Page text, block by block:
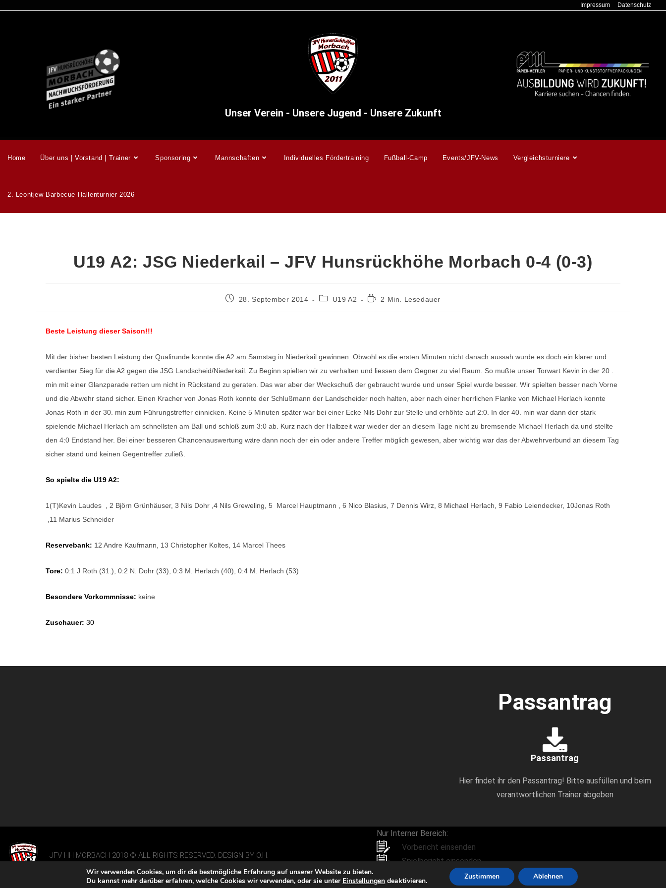
Impressum Datenschutz
Unser Verein - Unsere Jugend - Unsere Zukunft
Home Über uns | Vorstand | Trainer Sponsoring Mannschaften Individuelles Fördertraining Fußball-Camp Events/JFV-News Vergleichsturniere
2. Leontjew Barbecue Hallenturnier 2026
U19 A2: JSG Niederkail – JFV Hunsrückhöhe Morbach 0-4 (0-3)
28. September 2014 U19 A2 2 Min. Lesedauer
Beste Leistung dieser Saison!!!
Mit der bisher besten Leistung der Qualirunde konnte die A2 am Samstag in Niederkail gewinnen. Obwohl es die ersten Minuten nicht danach aussah wurde es doch ein klarer und
verdienter Sieg für die A2 gegen die JSG Landscheid/Niederkail. Zu Beginn spielten wir zu verhalten und liessen dem Gegner zu viel Raum. So mußte unser Torwart Kevin in der 20 .
min mit einer Glanzparade retten um nicht in Rückstand zu geraten. Das war aber der Weckschuß der gebraucht wurde und unser Spiel wurde besser. Wir spielten besser nach Vorne
und die Abwehr stand sicher. Einen Kracher von Jonas Roth konnte der Schlußmann der Landscheider noch halten, aber nach einer herrlichen Flanke von Michael Herlach konnte
Jonas Roth in der 30. min zum Führungstreffer einnicken. Keine 5 Minuten später war bei einer Ecke Nils Dohr zur Stelle und erhöhte auf 2:0. In der 40. min war dann der stark
spielende Michael Herlach am schnellsten am Ball und schloß zum 3:0 ab. Kurz nach der Halbzeit war wieder der an diesem Tage nicht zu bremsende Michael Herlach da und stellte
den 4:0 Endstand her. Bei einer besseren Chancenauswertung wäre dann noch der ein oder andere Treffer möglich gewesen, aber wichtig war das der Abwehrverbund an diesem Tag
sicher stand und keinen Gegentreffer zuließ.
So spielte die U19 A2:
1(T)Kevin Laudes , 2 Björn Grünhäuser, 3 Nils Dohr ,4 Nils Greweling, 5 Marcel Hauptmann , 6 Nico Blasius, 7 Dennis Wirz, 8 Michael Herlach, 9 Fabio Leiendecker, 10Jonas Roth
,11 Marius Schneider
Reservebank: 12 Andre Kaufmann, 13 Christopher Koltes, 14 Marcel Thees
Tore: 0:1 J Roth (31.), 0:2 N. Dohr (33), 0:3 M. Herlach (40), 0:4 M. Herlach (53)
Besondere Vorkommnisse: keine
Zuschauer: 30
Passantrag
Passantrag
Hier findet ihr den Passantrag! Bitte ausfüllen und beim
verantwortlichen Trainer abgeben
JFV HH MORBACH 2018 © ALL RIGHTS RESERVED. DESIGN BY O.H.
IMPRESSUM|DATENSCHUTZ|
Nur Interner Bereich:
Vorbericht einsenden
Spielbericht einsenden
Kopf der Woche
Wir verwenden Cookies, um dir die bestmögliche Erfahrung auf unserer Website zu bieten.
Du kannst mehr darüber erfahren, welche Cookies wir verwenden, oder sie unter Einstellungen deaktivieren. Zustimmen Ablehnen